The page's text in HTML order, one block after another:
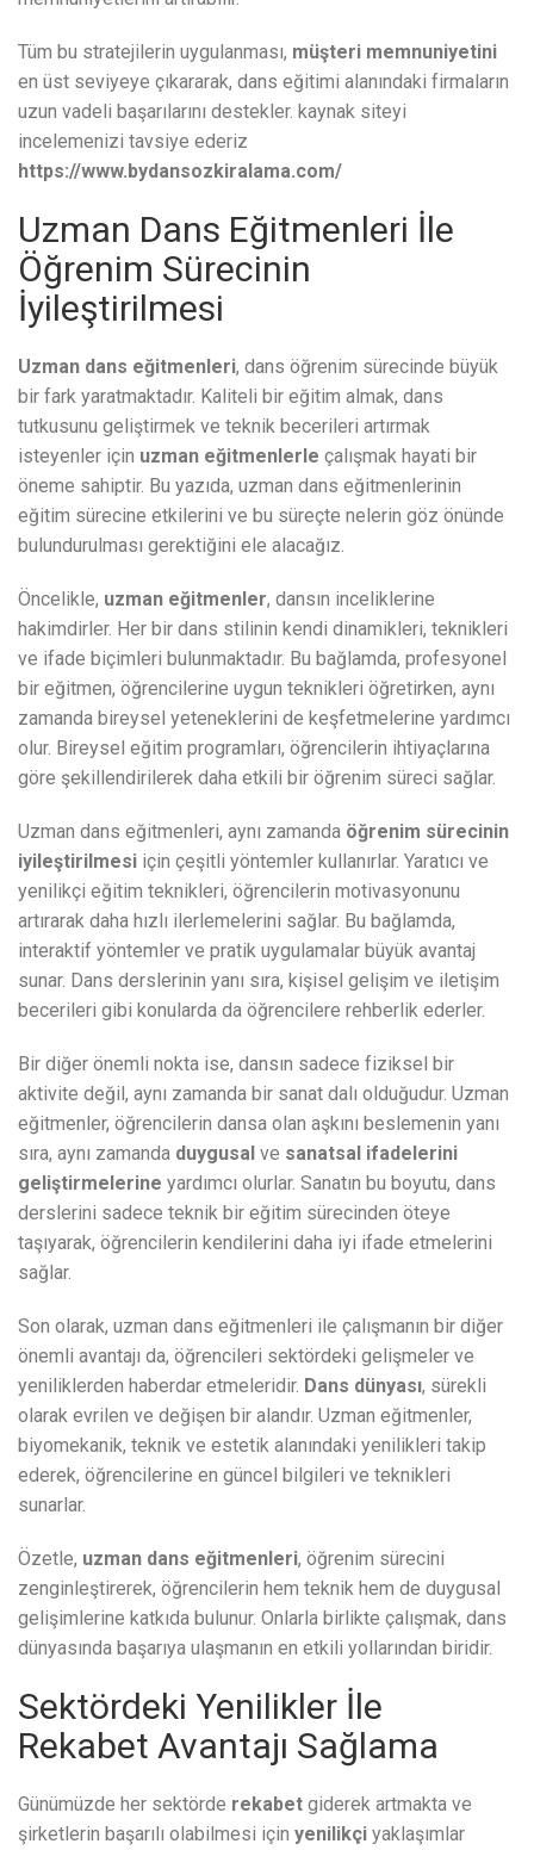
Tüm bu stratejilerin uygulanması, müşteri memnuniyetini
en üst seviyeye çıkararak, dans eğitimi alanındaki firmaların
uzun vadeli başarılarını destekler. kaynak siteyi
incelemenizi tavsiye ederiz
https://www.bydansozkiralama.com/
Uzman Dans Eğitmenleri İle
Öğrenim Sürecinin
İyileştirilmesi
Uzman dans eğitmenleri, dans öğrenim sürecinde büyük
bir fark yaratmaktadır. Kaliteli bir eğitim almak, dans
tutkusunu geliştirmek ve teknik becerileri artırmak
isteyenler için uzman eğitmenlerle çalışmak hayati bir
öneme sahiptir. Bu yazıda, uzman dans eğitmenlerinin
eğitim sürecine etkilerini ve bu süreçte nelerin göz önünde
bulundurulması gerektiğini ele alacağız.
Öncelikle, uzman eğitmenler, dansın inceliklerine
hakimdirler. Her bir dans stilinin kendi dinamikleri, teknikleri
ve ifade biçimleri bulunmaktadır. Bu bağlamda, profesyonel
bir eğitmen, öğrencilerine uygun teknikleri öğretirken, aynı
zamanda bireysel yeteneklerini de keşfetmelerine yardımcı
olur. Bireysel eğitim programları, öğrencilerin ihtiyaçlarına
göre şekillendirilerek daha etkili bir öğrenim süreci sağlar.
Uzman dans eğitmenleri, aynı zamanda öğrenim sürecinin
iyileştirilmesi için çeşitli yöntemler kullanırlar. Yaratıcı ve
yenilikçi eğitim teknikleri, öğrencilerin motivasyonunu
artırarak daha hızlı ilerlemelerini sağlar. Bu bağlamda,
interaktif yöntemler ve pratik uygulamalar büyük avantaj
sunar. Dans derslerinin yanı sıra, kişisel gelişim ve iletişim
becerileri gibi konularda da öğrencilere rehberlik ederler.
Bir diğer önemli nokta ise, dansın sadece fiziksel bir
aktivite değil, aynı zamanda bir sanat dalı olduğudur. Uzman
eğitmenler, öğrencilerin dansa olan aşkını beslemenin yanı
sıra, aynı zamanda duygusal ve sanatsal ifadelerini
geliştirmelerine yardımcı olurlar. Sanatın bu boyutu, dans
derslerini sadece teknik bir eğitim sürecinden öteye
taşıyarak, öğrencilerin kendilerini daha iyi ifade etmelerini
sağlar.
Son olarak, uzman dans eğitmenleri ile çalışmanın bir diğer
önemli avantajı da, öğrencileri sektördeki gelişmeler ve
yeniliklerden haberdar etmeleridir. Dans dünyası, sürekli
olarak evrilen ve değişen bir alandır. Uzman eğitmenler,
biyomekanik, teknik ve estetik alanındaki yenilikleri takip
ederek, öğrencilerine en güncel bilgileri ve teknikleri
sunarlar.
Özetle, uzman dans eğitmenleri, öğrenim sürecini
zenginleştirerek, öğrencilerin hem teknik hem de duygusal
gelişimlerine katkıda bulunur. Onlarla birlikte çalışmak, dans
dünyasında başarıya ulaşmanın en etkili yollarından biridir.
Sektördeki Yenilikler İle
Rekabet Avantajı Sağlama
Günümüzde her sektörde rekabet giderek artmakta ve
şirketlerin başarılı olabilmesi için yenilikçi yaklaşımlar